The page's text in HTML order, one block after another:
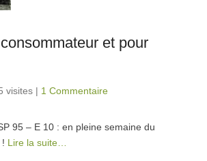
et pour
visites | 1 Commentaire
95 – E 10 : en pleine semaine du
Lire la suite…